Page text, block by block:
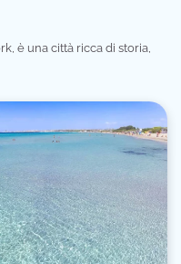
è una città ricca di storia,